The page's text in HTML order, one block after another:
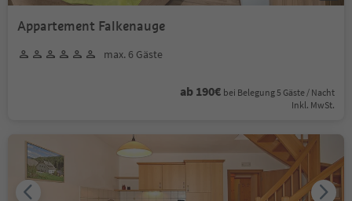
Appartement Falkenauge
max. 6 Gäste
ab 190€ bei Belegung 5 Gäste / Nacht
Inkl. MwSt.